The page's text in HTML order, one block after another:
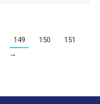
149 150
151
→